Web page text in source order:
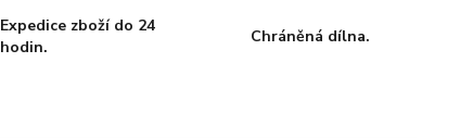
Expedice zboží do 24
hodin.
Chráněná dílna.